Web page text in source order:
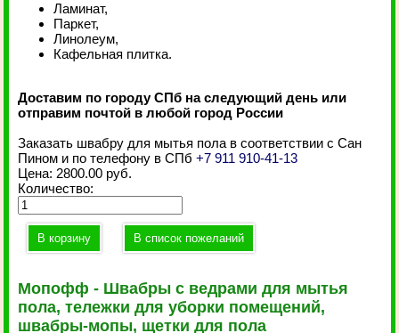
Ламинат,
Паркет,
Линолеум,
Кафельная плитка.
Доставим по городу СПб на следующий день или
отправим почтой в любой город России
Заказать швабру для мытья пола в соответствии с Сан
Пином и по телефону в СПб+7 911 910-41-13
Цена: 2800.00 руб.
Количество:
Мопофф - Швабры с ведрами для мытья
пола, тележки для уборки помещений,
швабры-мопы, щетки для пола